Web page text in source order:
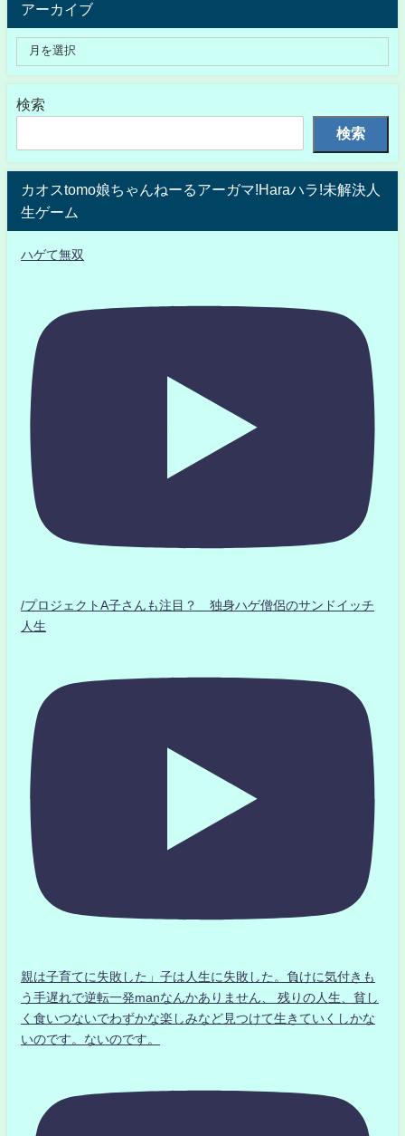
アーカイブ
検索
検索
カオスtomo娘ちゃんねーるアーガマ!Haraハラ!未解決人
生ゲーム
ハゲて無双
/プロジェクトA子さんも注目？ 独身ハゲ僧侶のサンドイッチ
人生
親は子育てに失敗した」子は人生に失敗した。負けに気付きも
う手遅れで逆転一発manなんかありません、 残りの人生、貧し
く食いつないでわずかな楽しみなど見つけて生きていくしかな
いのです。ないのです。